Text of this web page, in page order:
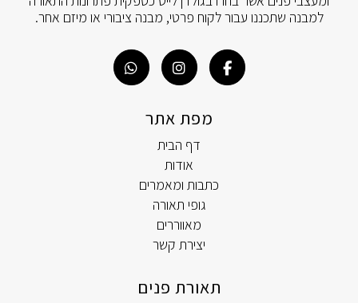
למבנה שתכננו עבור לקוח פרטי, מבנה ציבורי או מיזם אחר.
מפת אתר
דף הבית
אודות
כתבות ומאמרים
גופי תאורה
מאווררים
יצירת קשר
תאורת פנים